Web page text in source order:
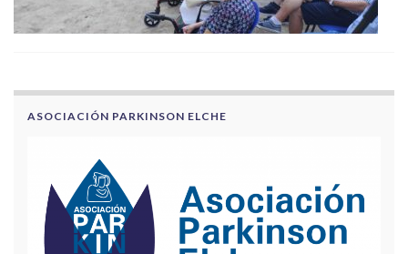
ASOCIACIÓN PARKINSON ELCHE